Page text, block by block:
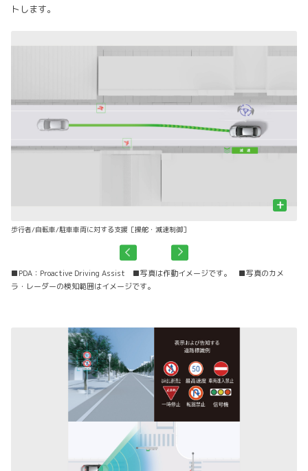
トします。
+
歩行者/自転車/駐車車両に対する支援［操舵・減速制御］
■PDA：Proactive Driving Assist ■写真は作動イメージです。 ■写真のカメ
ラ・レーダーの検知範囲はイメージです。